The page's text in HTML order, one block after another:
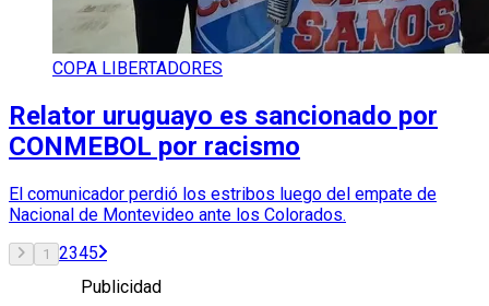
COPA LIBERTADORES
Relator uruguayo es sancionado por
CONMEBOL por racismo
El comunicador perdió los estribos luego del empate de
Nacional de Montevideo ante los Colorados.
1 2345
Publicidad